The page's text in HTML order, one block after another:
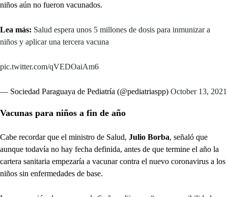
niños aún no fueron vacunados.
Lea más: Salud espera unos 5 millones de dosis para inmunizar a
niños y aplicar una tercera vacuna
pic.twitter.com/qVEDOaiAm6
— Sociedad Paraguaya de Pediatría (@pediatriaspp) October 13, 2021
Vacunas para niños a fin de año
Cabe recordar que el ministro de Salud, Julio Borba, señaló que
aunque todavía no hay fecha definida, antes de que termine el año la
cartera sanitaria empezaría a vacunar contra el nuevo coronavirus a los
niños sin enfermedades de base.